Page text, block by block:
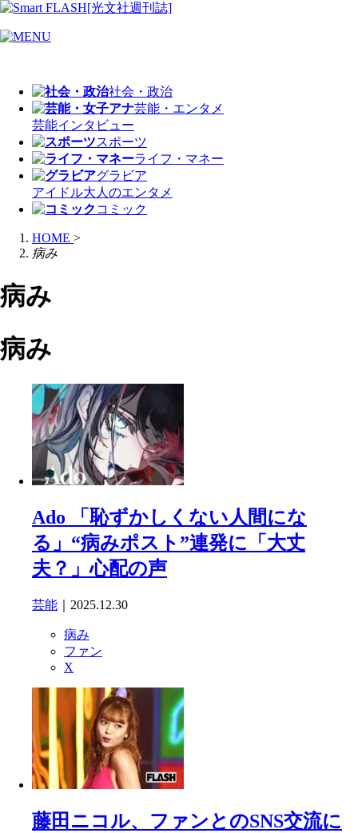
社会・政治
芸能・エンタメ
芸能インタビュー
スポーツ
ライフ・マネー
グラビア
アイドル大人のエンタメ
コミック
HOME >
病み
病み
病み
Ado 「恥ずかしくない人間にな
る」“病みポスト”連発に「大丈
夫？」心配の声
芸能 ｜2025.12.30
病み
ファン
X
藤田ニコル、ファンとのSNS交流に